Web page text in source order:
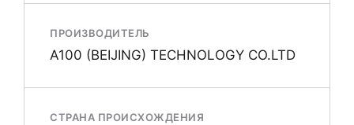
ПРОИЗВОДИТЕЛЬ
A100 (BEIJING) TECHNOLOGY CO.LTD
СТРАНА ПРОИСХОЖДЕНИЯ